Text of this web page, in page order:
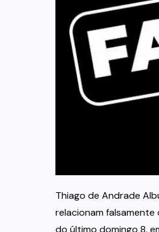
Thiago de Andrade
relacionam
do último domingo 8,